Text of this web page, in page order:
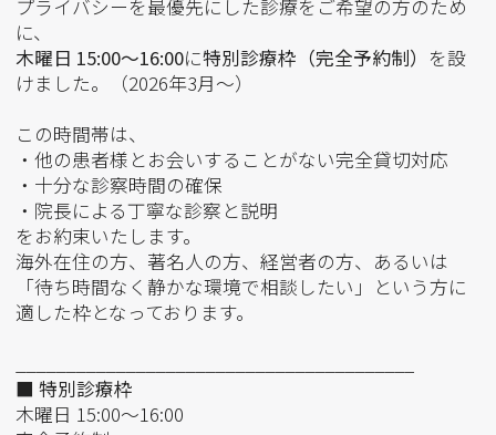
プライバシーを最優先にした診療をご希望の方のため
に、
木曜日 15:00〜16:00に特別診療枠（完全予約制） を設
けました。（2026年3月～）
この時間帯は、
・他の患者様とお会いすることがない完全貸切対応
・十分な診察時間の確保
・院長による丁寧な診察と説明
をお約束いたします。
海外在住の方、著名人の方、経営者の方、あるいは
「待ち時間なく静かな環境で相談したい」という方に
適した枠となっております。
■ 特別診療枠
木曜日 15:00〜16:00